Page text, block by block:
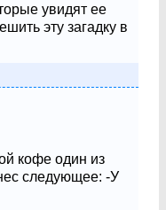
увидят ее
эту загадку в
кофе один из
следующее: -У